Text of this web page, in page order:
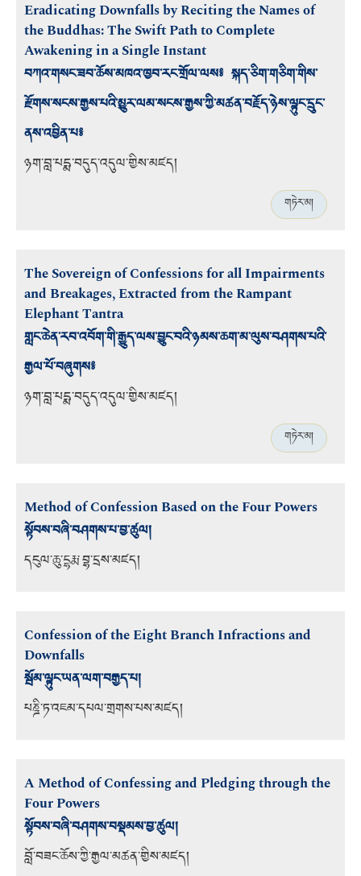
Eradicating Downfalls by Reciting the Names of
the Buddhas: The Swift Path to Complete
Awakening in a Single Instant
བཀའ་གསང་ཟབ་ཆོས་མཁའ་ཁྱབ་རང་གྲོལ་ལས༔ སྐད་ཅིག་གཅིག་གིས་
རྫོགས་སངས་རྒྱས་པའི་མྱུར་ལམ་སངས་རྒྱས་ཀྱི་མཚན་བརྗོད་ཉེས་ལྟུང་དྲུང་
ནས་འབྱིན་པ༔
ཉག་བླ་པདྨ་བདུད་འདུལ་གྱིས་མཛད།
གཏེར་མ།
The Sovereign of Confessions for all Impairments
and Breakages, Extracted from the Rampant
Elephant Tantra
གླང་ཆེན་རབ་འབོག་གི་རྒྱུད་ལས་བྱུང་བའི་ཉམས་ཆག་མ་ལུས་བཤགས་པའི་
རྒྱལ་པོ་བཞུགས༔
ཉག་བླ་པདྨ་བདུད་འདུལ་གྱིས་མཛད།
གཏེར་མ།
Method of Confession Based on the Four Powers
སྟོབས་བཞི་བཤགས་པ་བྱ་ཚུལ།
དངུལ་ཆུ་དྷརྨ་བྷ་དྲས་མཛད།
Confession of the Eight Branch Infractions and
Downfalls
སྦོམ་ལྟུང་ཡན་ལག་བརྒྱད་པ།
པཎྜི་ཏ་འཇམ་དཔལ་གྲགས་པས་མཛད།
A Method of Confessing and Pledging through the
Four Powers
སྟོབས་བཞི་བཤགས་བསྡམས་བྱ་ཚུལ།
བློ་བཟང་ཆོས་ཀྱི་རྒྱལ་མཚན་གྱིས་མཛད།